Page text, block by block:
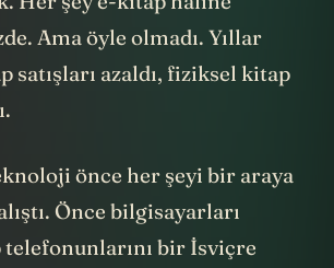
Ama öyle olmadı. Yıllar
satışları azaldı, fiziksel kitap
önce her şeyi bir araya
Önce bilgisayarları
telefonunlarını bir İsviçre